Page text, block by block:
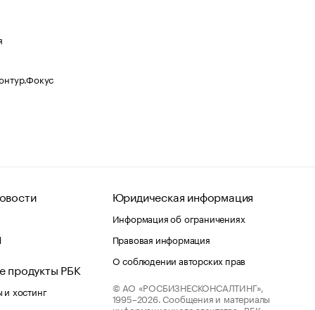
продукты РБК
хостинг
Юридическая информация
Информация об ограничениях
Правовая информация
О соблюдении авторских прав
© АО «РОСБИЗНЕСКОНСАЛТИНГ»,
1995–2026. Сообщения и материалы